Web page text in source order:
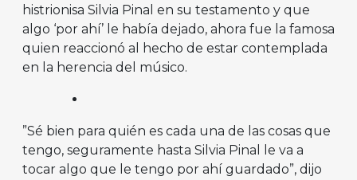
histrionisa Silvia Pinal en su testamento y que
algo ‘por ahí’ le había dejado, ahora fue la famosa
quien reaccionó al hecho de estar contemplada
en la herencia del músico.
”Sé bien para quién es cada una de las cosas que
tengo, seguramente hasta Silvia Pinal le va a
tocar algo que le tengo por ahí guardado”, dijo